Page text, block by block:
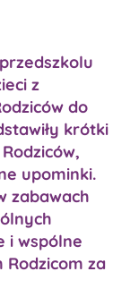
z
do
krótki
upominki.
zabawach
i wspólne
za